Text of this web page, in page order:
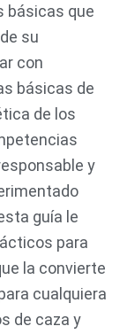
básicas que
su
con
básicas de
de los
y
guía le
para
la convierte
cualquiera
de caza y